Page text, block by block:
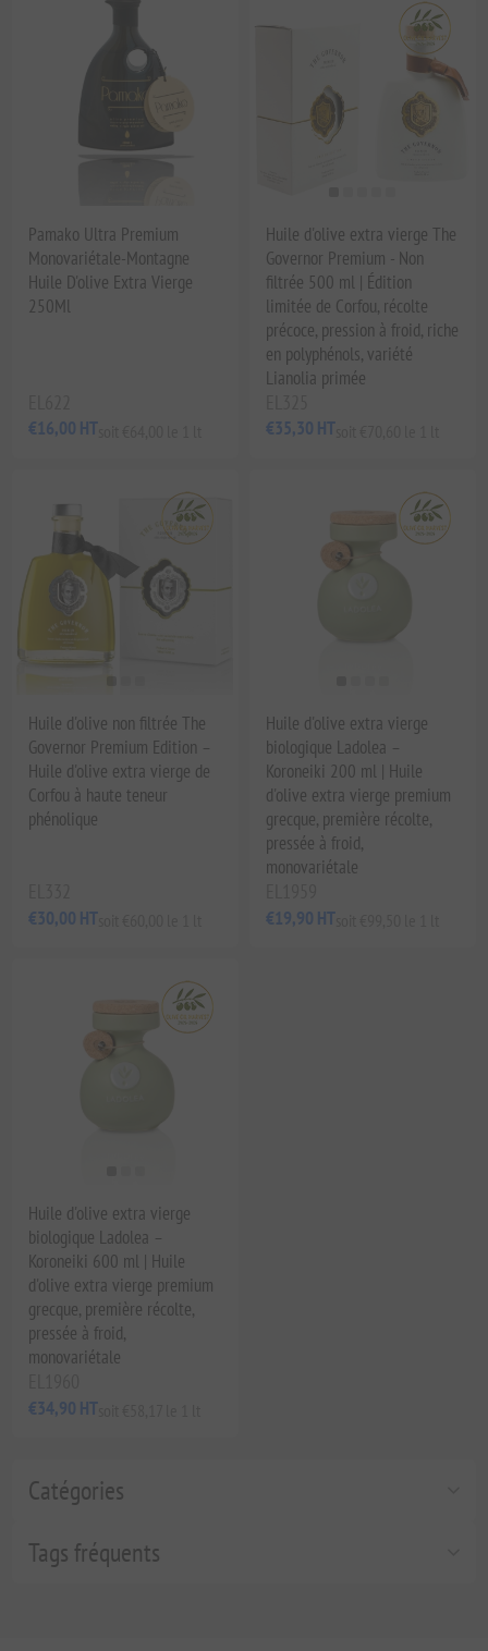
Catégories
Tags fréquents
Pamako Ultra Premium
Monovariétale-Montagne
Huile D'olive Extra Vierge
250Ml
€16,00 HT
Huile d'olive extra vierge The
Governor Premium - Non
filtrée 500 ml | Édition
limitée de Corfou, récolte
précoce, pression à froid, riche
en polyphénols, variété
Lianolia primée
€35,30 HT
Huile d'olive non filtrée The
Governor Premium Edition –
Huile d'olive extra vierge de
Corfou à haute teneur
phénolique
€30,00 HT
Huile d'olive extra vierge
biologique Ladolea –
Koroneiki 200 ml | Huile
d'olive extra vierge premium
grecque, première récolte,
pressée à froid,
monovariétale
€19,90 HT
Huile d'olive extra vierge
biologique Ladolea –
Koroneiki 600 ml | Huile
d'olive extra vierge premium
grecque, première récolte,
pressée à froid,
monovariétale
€34,90 HT